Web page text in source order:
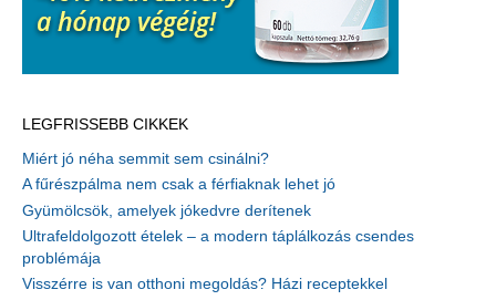
LEGFRISSEBB CIKKEK
Miért jó néha semmit sem csinálni?
A fűrészpálma nem csak a férfiaknak lehet jó
Gyümölcsök, amelyek jókedvre derítenek
Ultrafeldolgozott ételek – a modern táplálkozás csendes
problémája
Visszérre is van otthoni megoldás? Házi receptekkel